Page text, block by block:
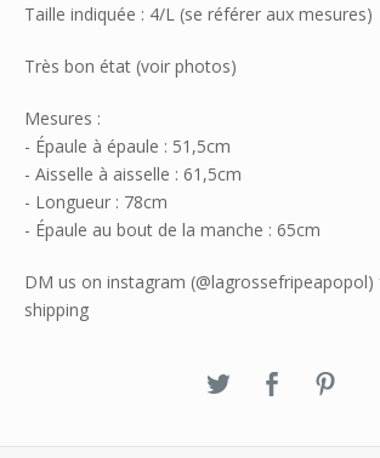
Taille indiquée : 4/L (se référer aux mesures)
Très bon état (voir photos)
Mesures :
- Épaule à épaule : 51,5cm
- Aisselle à aisselle : 61,5cm
- Longueur : 78cm
- Épaule au bout de la manche : 65cm
DM us on instagram
shipping